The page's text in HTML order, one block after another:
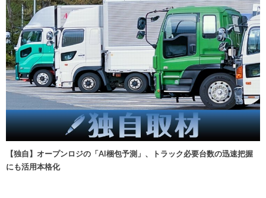
【独自】オープンロジの「AI梱包予測」、トラック必要台数の迅速把握
にも活用本格化